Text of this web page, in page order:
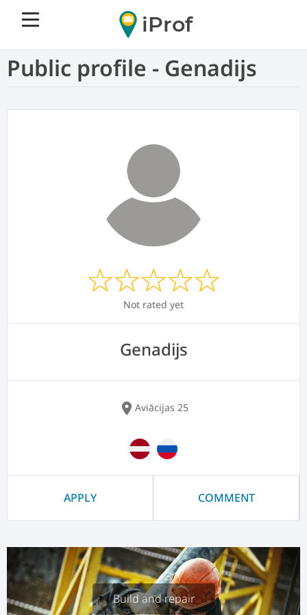
iProf
Public profile - Genadijs
Not rated yet
Genadijs
location_on Aviācijas 25
APPLY COMMENT
Build and repair